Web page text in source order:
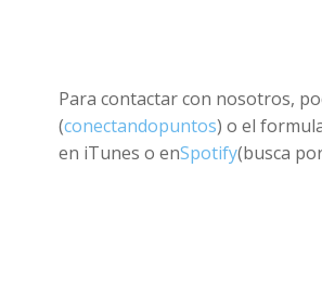
Para contactar con nosotros,
(conectandopuntos) o el
en iTunes o enSpotify(busca